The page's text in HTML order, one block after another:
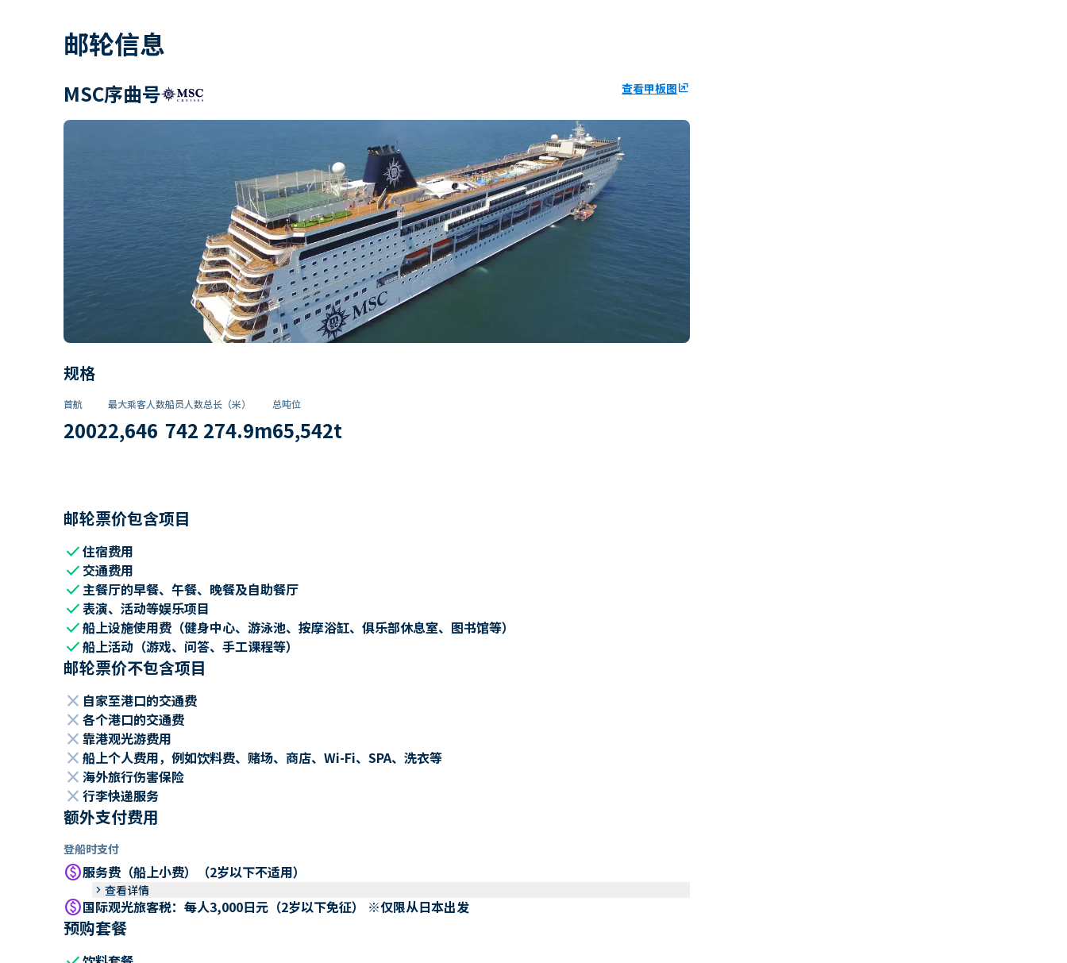
邮轮信息
MSC序曲号 查看甲板图ungroup
规格
首航
2002
最大乘客人数
2,646
船员人数
742
总长（米）
274.9m
总吨位
65,542t
邮轮票价包含项目
check住宿费用
check 交通费用
check主餐厅的早餐、午餐、晚餐及自助餐厅
check表演、活动等娱乐项目
check船上设施使用费（健身中心、游泳池、按摩浴缸、俱乐部休息室、图书馆等）
check船上活动（游戏、问答、手工课程等）
邮轮票价不包含项目
close 自家至港口的交通费
close 各个港口的交通费
close 靠港观光游费用
close 船上个人费用，例如饮料费、赌场、商店、Wi-Fi、SPA、洗衣等
close 海外旅行伤害保险
close 行李快递服务
额外支付费用
登船时支付
paid服务费（船上小费）（2岁以下不适用）
keyboard_arrow_right 查看详情
paid国际观光旅客税：每人3,000日元（2岁以下免征） ※仅限从日本出发
预购套餐